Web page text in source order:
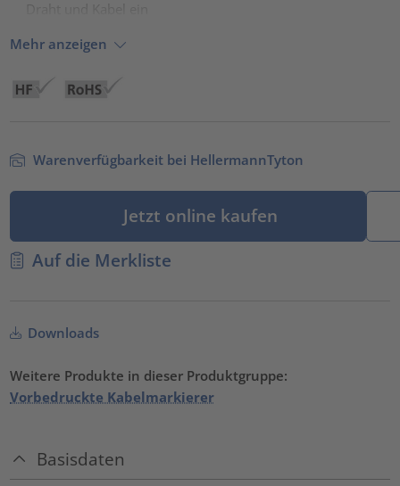
Mehr anzeigen
Warenverfügbarkeit bei HellermannTyton
Jetzt online kaufen
Auf die Merkliste
Downloads
Weitere Produkte in dieser Produktgruppe:
Vorbedruckte Kabelmarkierer
Basisdaten